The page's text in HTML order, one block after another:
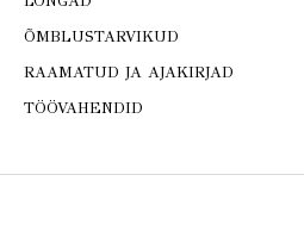
ÕMBLUSTARVIKUD
RAAMATUD JA AJAKIRJAD
TÖÖVAHENDID